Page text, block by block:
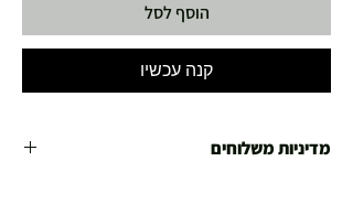
הוסף לסל
קנה עכשיו
מדיניות משלוחים